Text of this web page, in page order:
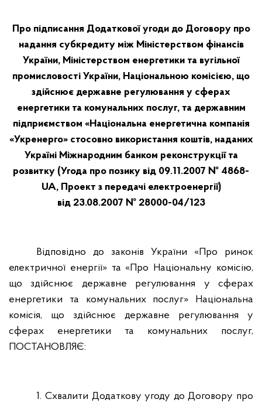
Про підписання Додаткової угоди до Договору про
надання субкредиту між Міністерством фінансів
України, Міністерством енергетики та вугільної
промисловості України, Національною комісією, що
здійснює державне регулювання у сферах
енергетики та комунальних послуг, та державним
підприємством «Національна енергетична компанія
«Укренерго» стосовно використання коштів, наданих
Україні Міжнародним банком реконструкції та
розвитку (Угода про позику від 09.11.2007 № 4868-
UA, Проект з передачі електроенергії)
від 23.08.2007 № 28000-04/123
Відповідно до законів України «Про ринок
електричної енергії» та «Про Національну комісію,
що здійснює державне регулювання у сферах
енергетики та комунальних послуг» Національна
комісія, що здійснює державне регулювання у
сферах енергетики та комунальних послуг,
ПОСТАНОВЛЯЄ:
1. Схвалити Додаткову угоду до Договору про